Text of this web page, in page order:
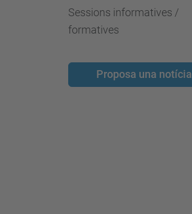
Sessions informatives /
formatives
Proposa una notícia